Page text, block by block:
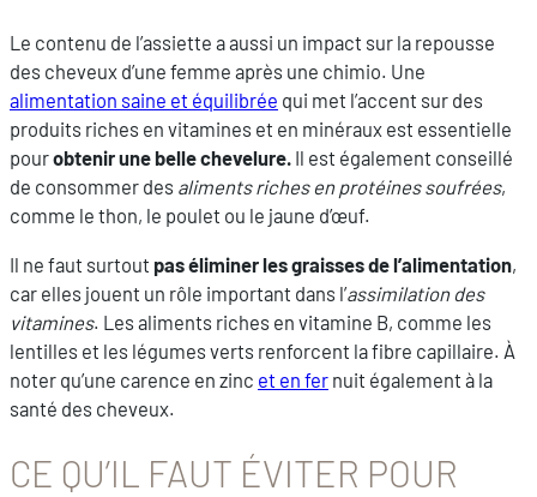
Le contenu de l’assiette a aussi un impact sur la repousse
des cheveux d’une femme après une chimio. Une
alimentation saine et équilibrée qui met l’accent sur des
produits riches en vitamines et en minéraux est essentielle
pourobtenir une belle chevelure. Il est également conseillé
de consommer des aliments riches en protéines soufrées,
comme le thon, le poulet ou le jaune d’œuf.
Il ne faut surtout pas éliminer les graisses de l’alimentation,
car elles jouent un rôle important dans l’assimilation des
vitamines. Les aliments riches en vitamine B, comme les
lentilles et les légumes verts renforcent la fibre capillaire. À
noter qu’une carence en zinc et en fer nuit également à la
santé des cheveux.
CE QU’IL FAUT ÉVITER POUR